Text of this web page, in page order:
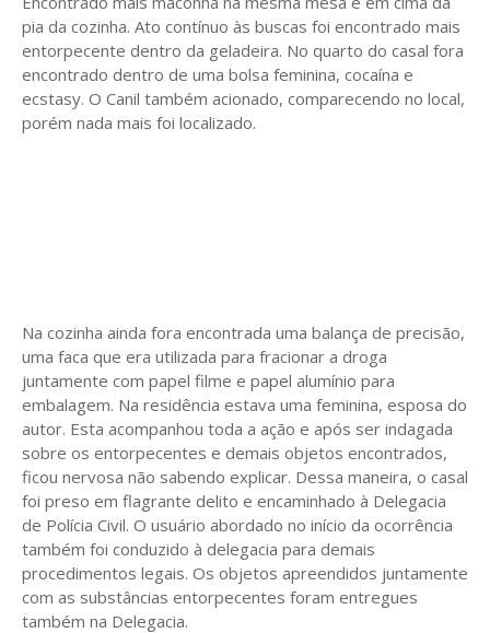
pia da cozinha. Ato contínuo às buscas foi encontrado mais
entorpecente dentro da geladeira. No quarto do casal fora
encontrado dentro de uma bolsa feminina, cocaína e
ecstasy. O Canil também acionado, comparecendo no local,
porém nada mais foi localizado.
Na cozinha ainda fora encontrada uma balança de precisão,
uma faca que era utilizada para fracionar a droga
juntamente com papel filme e papel alumínio para
embalagem. Na residência estava uma feminina, esposa do
autor. Esta acompanhou toda a ação e após ser indagada
sobre os entorpecentes e demais objetos encontrados,
ficou nervosa não sabendo explicar. Dessa maneira, o casal
foi preso em flagrante delito e encaminhado à Delegacia
de Polícia Civil. O usuário abordado no início da ocorrência
também foi conduzido à delegacia para demais
procedimentos legais. Os objetos apreendidos juntamente
com as substâncias entorpecentes foram entregues
também na Delegacia.